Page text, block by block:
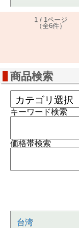
1 / 1ページ
（全6件）
商品検索
キーワード検索
価格帯検索
台湾